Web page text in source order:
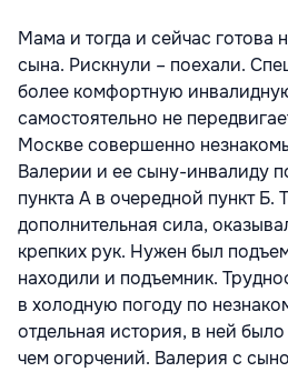
Мама и тогда и сейчас готова
сына. Рискнули – поехали.
более комфортную
самостоятельно не
Москве совершенно
Валерии и ее сыну-инвалиду
пункта А в очередной пункт Б.
дополнительная сила,
крепких рук. Нужен был
находили и подъемник.
в холодную погоду по
отдельная история, в ней
чем огорчений. Валерия с